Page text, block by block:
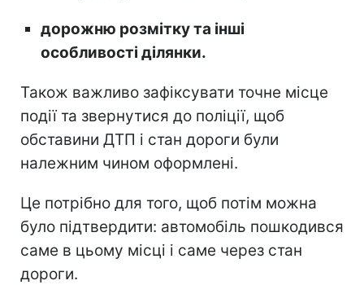
дорожню розмітку та інші
особливості ділянки.
Також важливо зафіксувати точне місце
події та звернутися до поліції, щоб
обставини ДТП і стан дороги були
належним чином оформлені.
Це потрібно для того, щоб потім можна
було підтвердити: автомобіль пошкодився
саме в цьому місці і саме через стан
дороги.